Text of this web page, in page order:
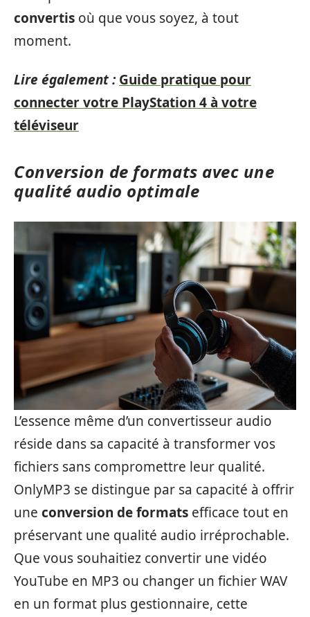
convertis où que vous soyez, à tout
moment.
Lire également : Guide pratique pour
connecter votre PlayStation 4 à votre
téléviseur
Conversion de formats avec une
qualité audio optimale
L’essence même d’un convertisseur audio
réside dans sa capacité à transformer vos
fichiers sans compromettre leur qualité.
OnlyMP3 se distingue par sa capacité à offrir
une conversion de formats efficace tout en
préservant une qualité audio irréprochable.
Que vous souhaitiez convertir une vidéo
YouTube en MP3 ou changer un fichier WAV
en un format plus gestionnaire, cette